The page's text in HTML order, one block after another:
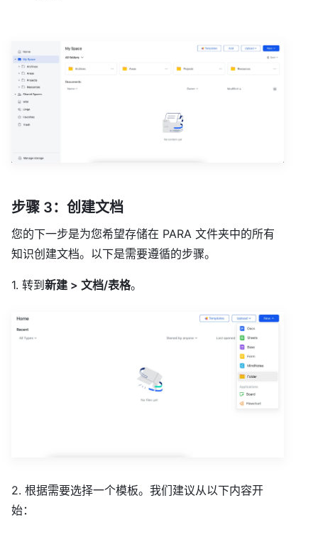
步骤 3：创建文档
您的下一步是为您希望存储在 PARA 文件夹中的所有
知识创建文档。以下是需要遵循的步骤。
1. 转到新建 > 文档/表格。
2. 根据需要选择一个模板。我们建议从以下内容开
始：